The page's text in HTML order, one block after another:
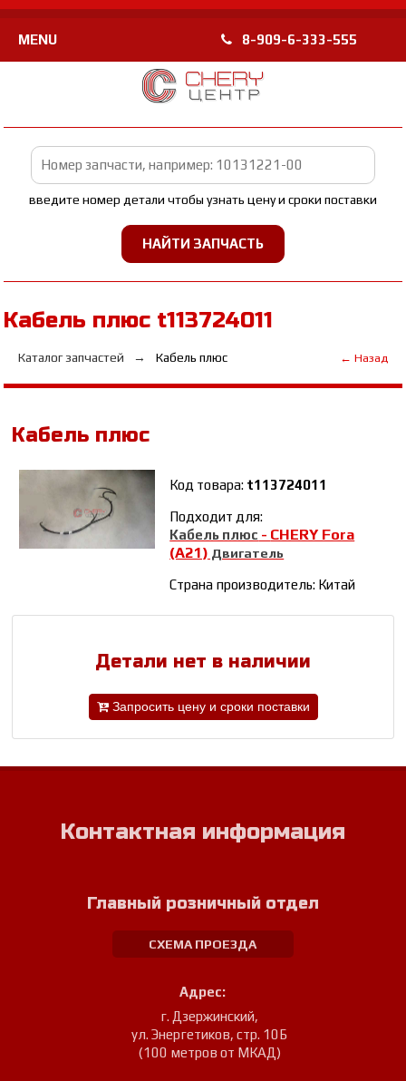
MENU 8-909-6-333-555
введите номер детали чтобы узнать цену и сроки поставки
Кабель плюс t113724011
Каталог запчастей Кабель плюс ← Назад
Кабель плюс
Код товара: t113724011
Подходит для:
Кабель плюс - CHERY Fora
(A21) Двигатель
Страна производитель: Китай
Детали нет в наличии
Запросить цену и сроки поставки
Контактная информация
Главный розничный отдел
СХЕМА ПРОЕЗДА
Адрес:
г. Дзержинский,
ул. Энергетиков, стр. 10Б
(100 метров от МКАД)